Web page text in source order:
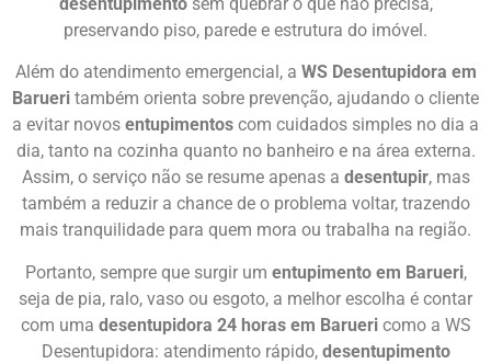
preservando piso, parede e estrutura do imóvel.
Além do atendimento emergencial, a WS Desentupidora em
Barueri também orienta sobre prevenção, ajudando o cliente
a evitar novos entupimentos com cuidados simples no dia a
dia, tanto na cozinha quanto no banheiro e na área externa.
Assim, o serviço não se resume apenas a desentupir, mas
também a reduzir a chance de o problema voltar, trazendo
mais tranquilidade para quem mora ou trabalha na região.
Portanto, sempre que surgir um entupimento em Barueri,
seja de pia, ralo, vaso ou esgoto, a melhor escolha é contar
com uma desentupidora 24 horas em Baruericomo a WS
Desentupidora: atendimento rápido, desentupimento